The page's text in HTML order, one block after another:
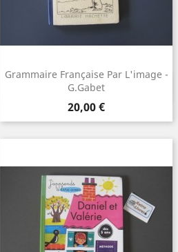
Grammaire Française Par L'image -
G.Gabet
Prix
20,00 €
Aperçu rapide